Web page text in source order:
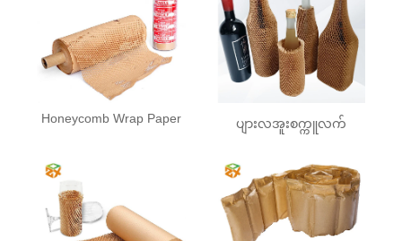
Honeycomb Wrap Paper ပျားလအူးစက္ကူလက်